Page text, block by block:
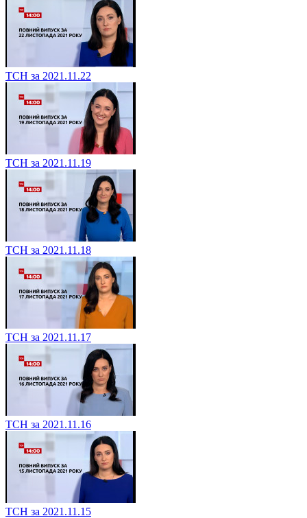
ТСН за 2021.11.22
ТСН за 2021.11.19
ТСН за 2021.11.18
ТСН за 2021.11.17
ТСН за 2021.11.16
ТСН за 2021.11.15